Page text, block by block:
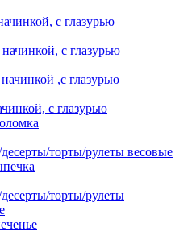
с глазурью
с глазурью
,с глазурью
с глазурью
торты/рулеты весовые
торты/рулеты